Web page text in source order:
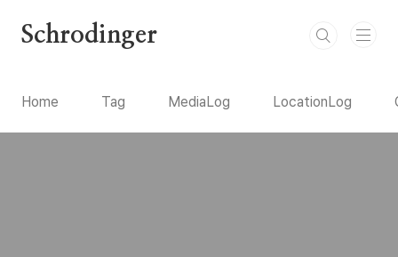
Schrodinger
Home Tag MediaLog LocationLog